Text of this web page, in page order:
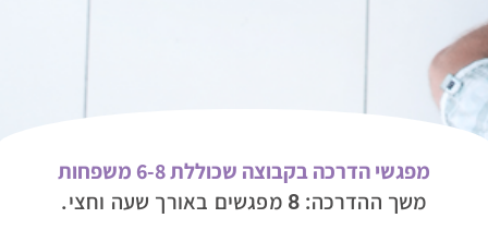
מפגשי הדרכה בקבוצה שכוללת 6-8 משפחות
משך ההדרכה: 8 מפגשים באורך שעה וחצי.